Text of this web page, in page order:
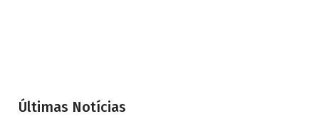
Últimas Notícias